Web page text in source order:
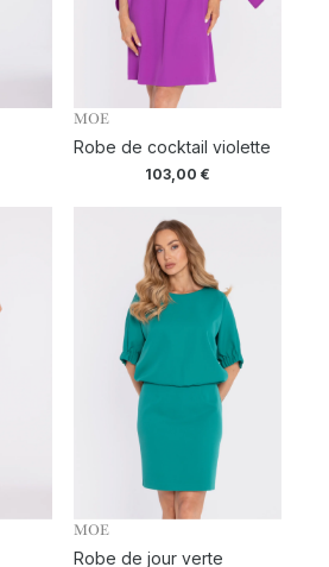
MOE
Robe de cocktail violette
103,00 €
MOE
Robe de jour verte